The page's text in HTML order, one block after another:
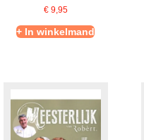
€9,95
+ In winkelmand